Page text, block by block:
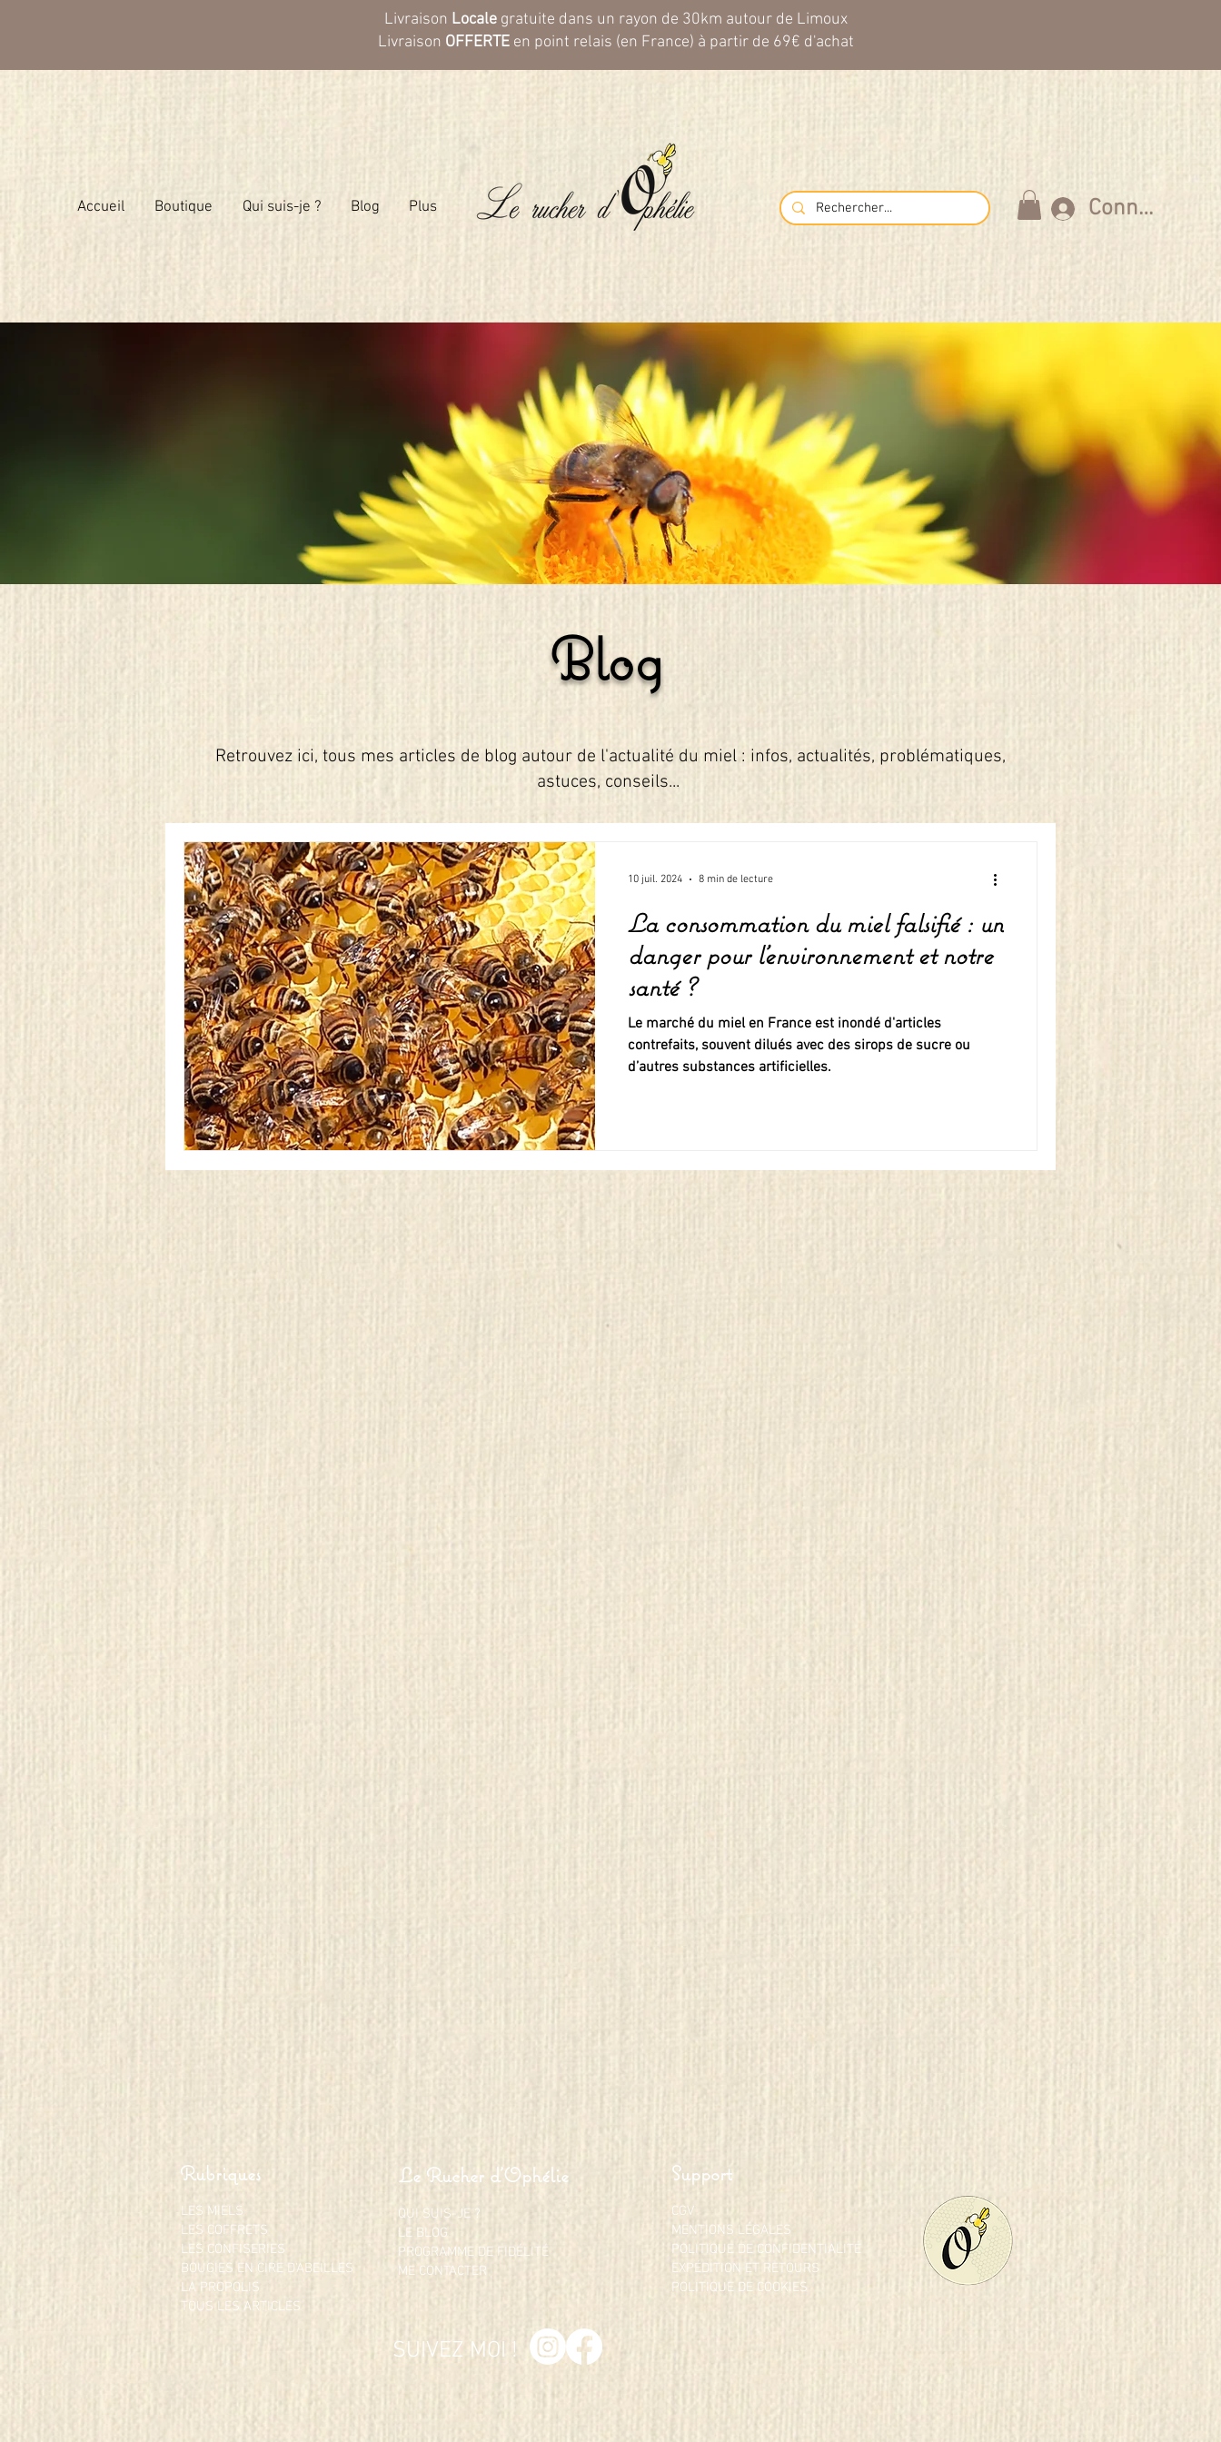
Livraison Locale gratuite dans un rayon de 30km autour de Limoux
Livraison OFFERTE en point relais (en France) à partir de 69€ d'achat
Accueil Boutique Qui suis-je ? Blog Plus Connexion
Blog
Retrouvez ici, tous mes articles de blog autour de l'actualité du miel : infos, actualités, problématiques,
astuces, conseils...
La consommation du miel falsifié : un
danger pour l'environnement et notre
santé ?
Le marché du miel en France est inondé d'articles
contrefaits, souvent dilués avec des sirops de sucre ou
d’autres substances artificielles.
10 juil. 2024 8 min de lecture
Rubriques Le Rucher d'Ophélie
LES MIELS
LES COFFRETS
LES CONFISERIES
BOUGIES EN CIRE D'ABEILLES
LA PROPOLIS
TOUS LES ARTICLES
QUI SUIS-JE ?
LE BLOG
PROGRAMME DE FIDÉLITÉ
ME CONTACTER
SUIVEZ MOI !
Support
CGV
MENTIONS LÉGALES
POLITIQUE DE CONFIDENTIALITÉ
EXPÉDITION ET RETOURS
POLITIQUE DE COOKIES